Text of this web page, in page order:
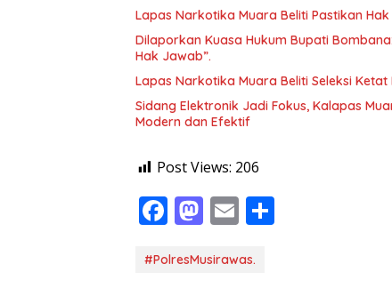
Lapas Narkotika Muara Beliti Pastikan
Dilaporkan Kuasa Hukum Bupati
Hak Jawab”.
Lapas Narkotika Muara Beliti Seleksi
Sidang Elektronik Jadi Fokus, Kalapas
Modern dan Efektif
Post Views: 206
F
e
M
to
E
ai
#PolresMusirawas.